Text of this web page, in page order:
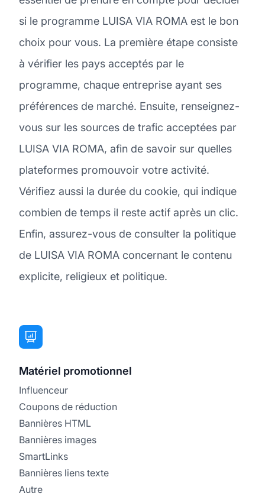
si le programme LUISA VIA ROMA est le bon
choix pour vous. La première étape consiste
à vérifier les pays acceptés par le
programme, chaque entreprise ayant ses
préférences de marché. Ensuite, renseignez-
vous sur les sources de trafic acceptées par
LUISA VIA ROMA, afin de savoir sur quelles
plateformes promouvoir votre activité.
Vérifiez aussi la durée du cookie, qui indique
combien de temps il reste actif après un clic.
Enfin, assurez-vous de consulter la politique
de LUISA VIA ROMA concernant le contenu
explicite, religieux et politique.
Matériel promotionnel
Influenceur
Coupons de réduction
Bannières HTML
Bannières images
SmartLinks
Bannières liens texte
Autre